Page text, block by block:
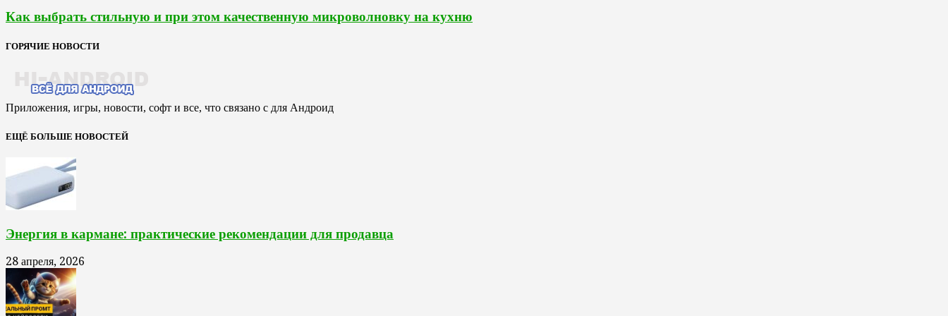
Как выбрать стильную и при этом качественную микроволновку на кухню
ГОРЯЧИЕ НОВОСТИ
Приложения, игры, новости, софт и все, что связано с для Андроид
ЕЩЁ БОЛЬШЕ НОВОСТЕЙ
Энергия в кармане: практические рекомендации для продавца
28 апреля, 2026